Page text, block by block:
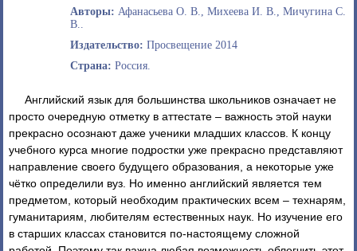
Авторы: Афанасьева О. В., Михеева И. В., Мичугина С.
В..
Издательство: Просвещение 2014
Страна: Россия.
Английский язык для большинства школьников означает не
просто очередную отметку в аттестате – важность этой науки
прекрасно осознают даже ученики младших классов. К концу
учебного курса многие подростки уже прекрасно представляют
направление своего будущего образования, а некоторые уже
чётко определили вуз. Но именно английский является тем
предметом, который необходим практических всем – технарям,
гуманитариям, любителям естественных наук. Но изучение его
в старших классах становится по-настоящему сложной